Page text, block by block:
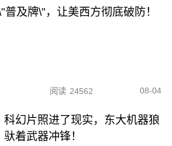
及牌\"，让美西方彻底破防！
阅读 24562 08-04
科幻片照进了现实，东大机器狼
驮着武器冲锋！